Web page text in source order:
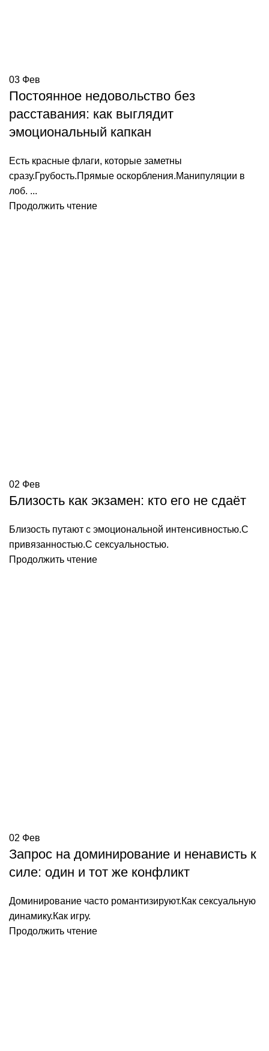
03 Фев
Постоянное недовольство без
расставания: как выглядит
эмоциональный капкан
Есть красные флаги, которые заметны
сразу.Грубость.Прямые оскорбления.Манипуляции в
лоб. ...
Продолжить чтение
02 Фев
Близость как экзамен: кто его не сдаёт
Близость путают с эмоциональной интенсивностью.С
привязанностью.С сексуальностью.
Продолжить чтение
02 Фев
Запрос на доминирование и ненависть к
силе: один и тот же конфликт
Доминирование часто романтизируют.Как сексуальную
динамику.Как игру.
Продолжить чтение